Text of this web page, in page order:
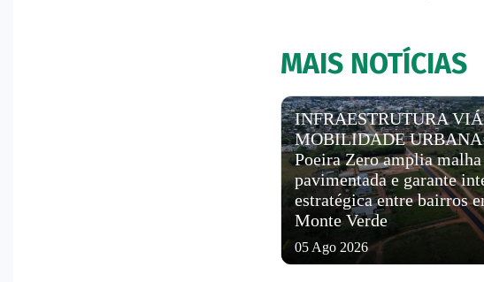
MAIS NOTÍCIAS
INFRAESTRUTURA
MOBILIDADE
Poeira Zero amplia
pavimentada e garante
estratégica entre bairros
Monte Verde
05 Ago 2026